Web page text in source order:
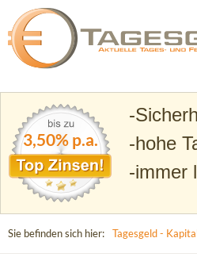
Tagesgeld.info –
3,50% p.a.
hohe
immer
Sie befinden sich hier: Tagesgeld -